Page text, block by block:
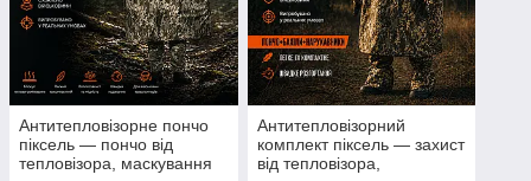
Антитепловізорне пончо
піксель — пончо від
тепловізора, маскування
Антитепловізорний
комплект піксель — захист
від тепловізора,